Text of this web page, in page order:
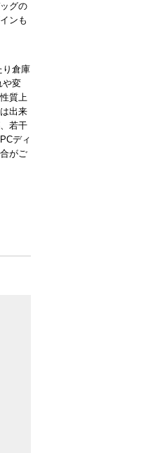
グの
ンも
り倉庫
や変
質上
出来
若干
ディ
がご